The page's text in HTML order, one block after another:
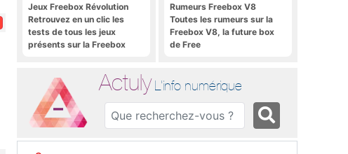
Jeux Freebox Révolution
Retrouvez en un clic les
tests de tous les jeux
présents sur la Freebox
Rumeurs Freebox V8
Toutes les rumeurs sur la
Freebox V8, la future box
de Free
Actuly L'info numérique